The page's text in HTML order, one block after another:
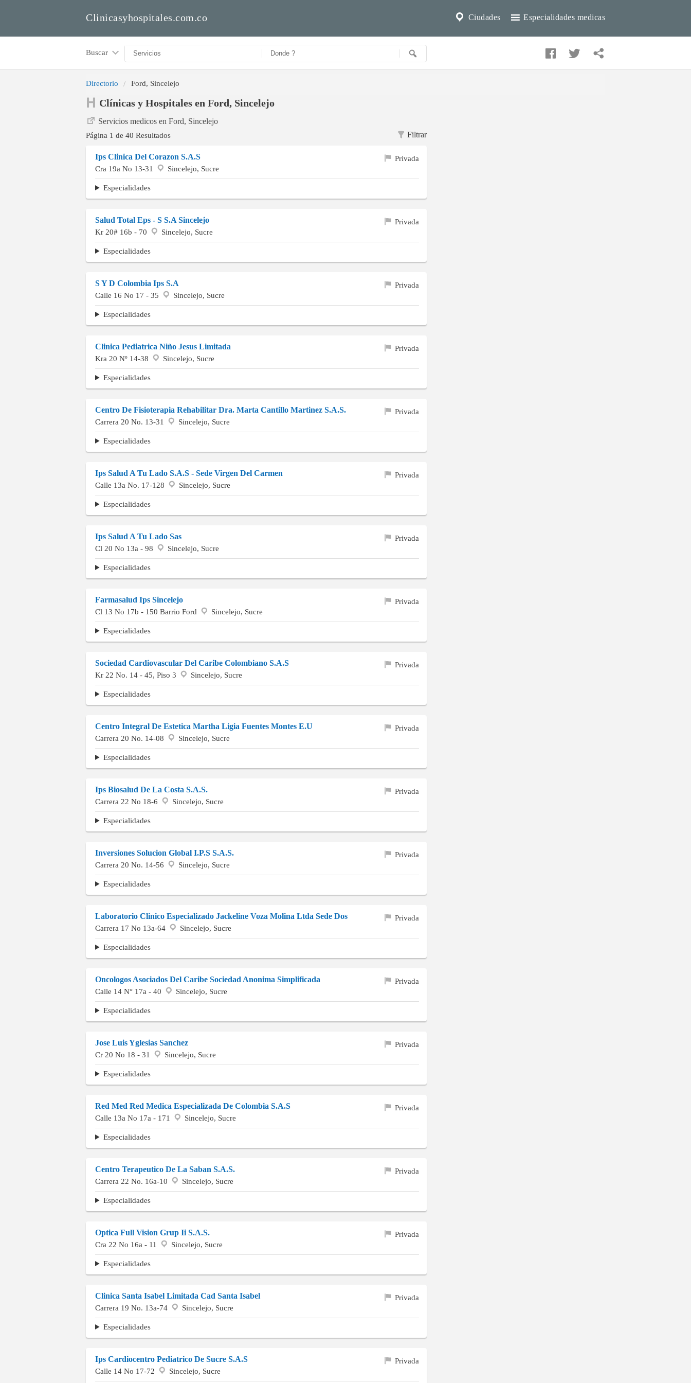
Especialidades medicas
Ciudades
Clinicasyhospitales.com.co
Buscar
Directorio Ford, Sincelejo
Clínicas y Hospitales en Ford, Sincelejo
Servicios medicos en Ford, Sincelejo
Filtrar
Página 1 de 40 Resultados
Ips Clinica Del Corazon S.A.S
Privada
Cra 19a No 13-31
Sincelejo, Sucre
Especialidades
Salud Total Eps - S S.A Sincelejo
Privada
Kr 20# 16b - 70
Sincelejo, Sucre
Especialidades
S Y D Colombia Ips S.A
Privada
Calle 16 No 17 - 35
Sincelejo, Sucre
Especialidades
Clinica Pediatrica Niño Jesus Limitada
Privada
Kra 20 Nº 14-38
Sincelejo, Sucre
Especialidades
Centro De Fisioterapia Rehabilitar Dra. Marta Cantillo Martinez S.A.S.
Privada
Carrera 20 No. 13-31
Sincelejo, Sucre
Especialidades
Ips Salud A Tu Lado S.A.S - Sede Virgen Del Carmen
Privada
Calle 13a No. 17-128
Sincelejo, Sucre
Especialidades
Ips Salud A Tu Lado Sas
Privada
Cl 20 No 13a - 98
Sincelejo, Sucre
Especialidades
Farmasalud Ips Sincelejo
Privada
Cl 13 No 17b - 150 Barrio Ford
Sincelejo, Sucre
Especialidades
Sociedad Cardiovascular Del Caribe Colombiano S.A.S
Privada
Kr 22 No. 14 - 45, Piso 3
Sincelejo, Sucre
Especialidades
Centro Integral De Estetica Martha Ligia Fuentes Montes E.U
Privada
Carrera 20 No. 14-08
Sincelejo, Sucre
Especialidades
Ips Biosalud De La Costa S.A.S.
Privada
Carrera 22 No 18-6
Sincelejo, Sucre
Especialidades
Inversiones Solucion Global I.P.S S.A.S.
Privada
Carrera 20 No. 14-56
Sincelejo, Sucre
Especialidades
Laboratorio Clinico Especializado Jackeline Voza Molina Ltda Sede Dos
Privada
Carrera 17 No 13a-64
Sincelejo, Sucre
Especialidades
Oncologos Asociados Del Caribe Sociedad Anonima Simplificada
Privada
Calle 14 N° 17a - 40
Sincelejo, Sucre
Especialidades
Jose Luis Yglesias Sanchez
Privada
Cr 20 No 18 - 31
Sincelejo, Sucre
Especialidades
Red Med Red Medica Especializada De Colombia S.A.S
Privada
Calle 13a No 17a - 171
Sincelejo, Sucre
Especialidades
Centro Terapeutico De La Saban S.A.S.
Privada
Carrera 22 No. 16a-10
Sincelejo, Sucre
Especialidades
Optica Full Vision Grup Ii S.A.S.
Privada
Cra 22 No 16a - 11
Sincelejo, Sucre
Especialidades
Clinica Santa Isabel Limitada Cad Santa Isabel
Privada
Carrera 19 No. 13a-74
Sincelejo, Sucre
Especialidades
Ips Cardiocentro Pediatrico De Sucre S.A.S
Privada
Calle 14 No 17-72
Sincelejo, Sucre